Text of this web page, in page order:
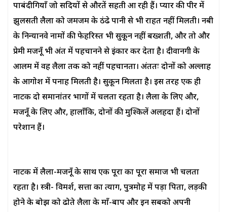
पाबंदीगियाँ जो सदियों से औरतें सहती आ रही हैं। प्यार की पीर में
झुलसती लैला को जमजम के ठंढे पानी से भी राहत नहीं मिलती। नबी
के निन्यानवे नामों की फेहरिस्त भी सुकून नहीं बख्शती, और तो और
प्रेमी मजनूँ भी अंत में पहचानने से इंकार कर देता है। दीवानगी के
आलम में वह लैला तक को नहीं पहचानता। अंततः दोनों को अल्लाह
के आगोश में पनाह मिलती है। सुकून मिलता है। इस तरह एक ही
नाटक दो समानांतर भागों में चलता रहता है। लैला के लिए और,
मजनूँ के लिए और, हालाँकि, दोनों की मुश्किलें अलहदा हैं। दोनों
परेशान हैं।
नाटक में लैला-मजनूँ के साथ एक पूरा का पूरा समाज भी चलता
रहता है। स्त्री- विमर्श, सत्ता का त्याग, पुत्रमोह में पड़ा पिता, लड़की
होने के बोझ को ढोते लैला के माँ-बाप और इन सबको अपनी